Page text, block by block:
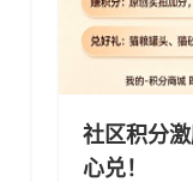
社区积分
心兑！